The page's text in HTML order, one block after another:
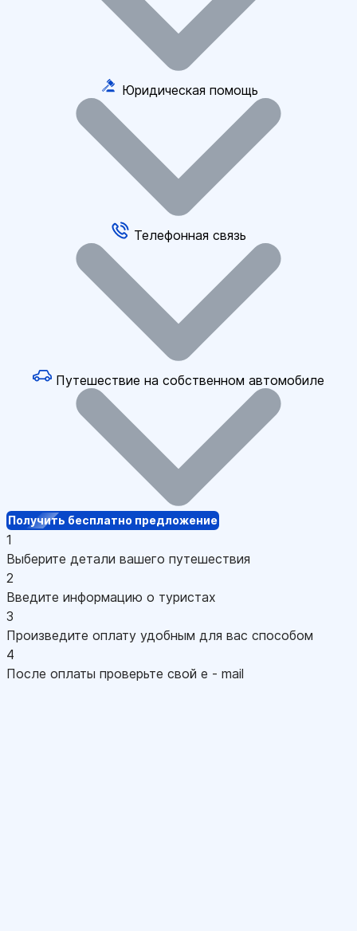
Юридическая помощь
Телефонная связь
Путешествие на собственном автомобиле
Получить бесплатно предложение
1
Выберите детали вашего путешествия
2
Введите информацию о туристах
3
Произведите оплату удобным для вас способом
4
После оплаты проверьте свой e - mail